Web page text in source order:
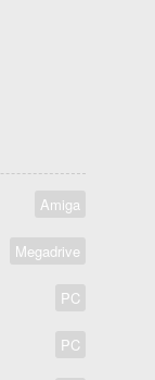
Amiga
Megadrive
PC
PC